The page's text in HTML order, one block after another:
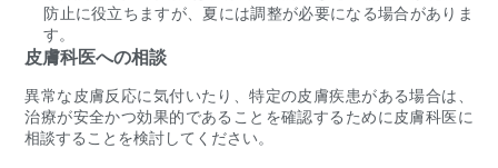
防止に役立ちますが、夏には調整が必要になる場合がありま
す。
皮膚科医への相談
異常な皮膚反応に気付いたり、特定の皮膚疾患がある場合は、
治療が安全かつ効果的であることを確認するために皮膚科医に
相談することを検討してください。